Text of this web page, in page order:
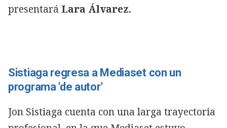
presentará Lara Álvarez.
Sistiaga regresa a Mediaset con un
programa 'de autor'
Jon Sistiaga cuenta con una larga trayectoria